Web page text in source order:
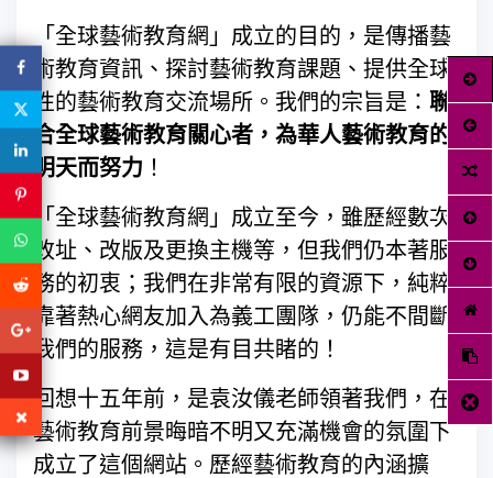
「全球藝術教育網」成立的目的，是傳播藝
術教育資訊、探討藝術教育課題、提供全球
性的藝術教育交流場所。我們的宗旨是： 聯
合全球藝術教育關心者，為華人藝術教育的
明天而努力 ！
「全球藝術教育網」成立至今，雖歷經數次
改址、改版及更換主機等，但我們仍本著服
務的初衷；我們在非常有限的資源下，純粹
靠著熱心網友加入為義工團隊，仍能不間斷
我們的服務，這是有目共睹的！
回想十五年前，是袁汝儀老師領著我們，在
藝術教育前景晦暗不明又充滿機會的氛圍下
成立了這個網站。歷經藝術教育的內涵擴